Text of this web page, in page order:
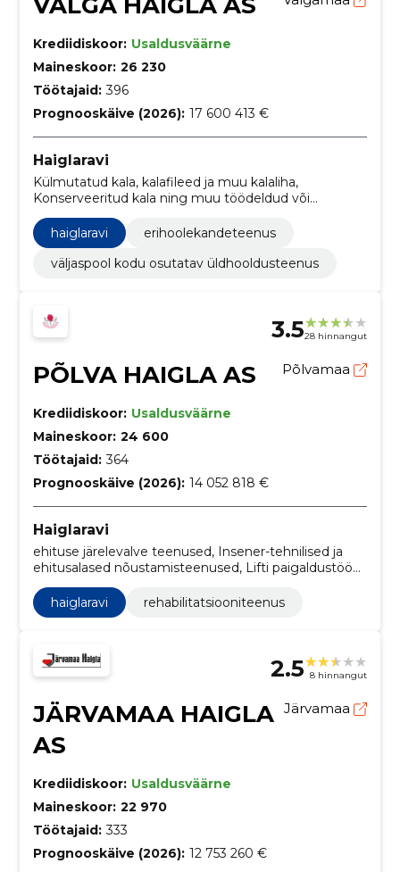
Krediidiskoor: Usaldusväärne
Maineskoor: 26 230
Töötajaid: 396
Prognooskäive (2026): 17 600 413 €
Haiglaravi
Külmutatud kala, kalafileed ja muu kalaliha,
Konserveeritud kala ning muu töödeldud või
säilitatud kala, Puuviljad, köögiviljad ja nendega
seonduvad tooted, Külmutatud köögiviljad,
Piimatooted, Mitmesugused toiduained,
Leivatooted, värsked valikpagaritooted ja koogid,
haiglaravi
erihoolekandeteenus
väljaspool kodu osutatav üldhooldusteenus
3.528 hinnangut
PÕLVA HAIGLA AS Põlvamaa
Krediidiskoor: Usaldusväärne
Maineskoor: 24 600
Töötajaid: 364
Prognooskäive (2026): 14 052 818 €
Haiglaravi
ehituse järelevalve teenused, Insener-tehnilised ja
ehitusalased nõustamisteenused, Lifti paigaldustööd,
nõustamisteenused, Arhitektuuri-, insener-tehnilise
projekteerimise ja planeerimisteenused,
haiglaravi rehabilitatsiooniteenus
2.5 8 hinnangut
JÄRVAMAA HAIGLA
AS
Järvamaa
Krediidiskoor: Usaldusväärne
Maineskoor: 22 970
Töötajaid: 333
Prognooskäive (2026): 12 753 260 €